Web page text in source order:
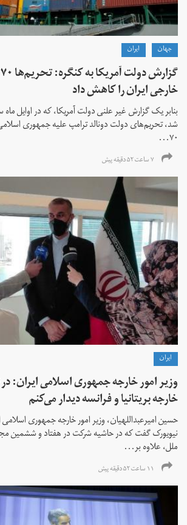
جهان ايران
خارجی ایران را کاهش داد
بنابر یک گزارش غیر علنی دولت آمریکا، که در اوایل ماه
۷۰...
۷ ساعت ۵۲ دقیقه پیش
ايران
وزیر امور خارجه جمهوری اسلامی ایران:
خارجه بریتانیا و فرانسه دیدار می‌کنم
حسین امیرعبداللهیان، وزیر امور خارجه جمهوری اسلامی
نیویورک گفت که در حاشیه شرکت در هفتاد و ششمین
ملل، علاوه بر...
۱۱ ساعت ۵۲ دقیقه پیش